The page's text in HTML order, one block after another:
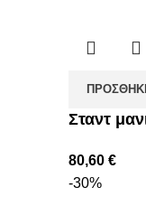
Σταντ
80,60 €
-30%